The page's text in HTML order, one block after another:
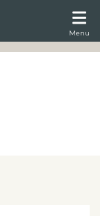
Menu